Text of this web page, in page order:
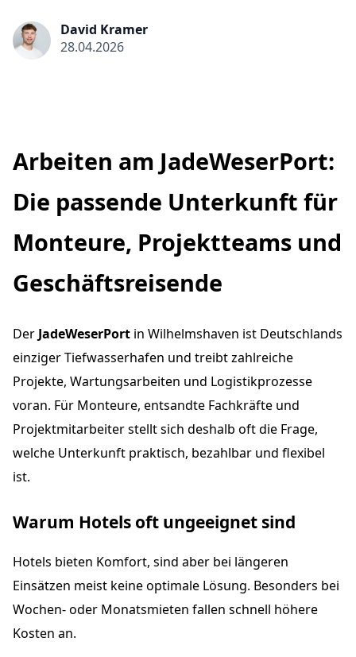
David Kramer
28.04.2026
Arbeiten am JadeWeserPort:
Die passende Unterkunft für
Monteure, Projektteams und
Geschäftsreisende
Der JadeWeserPort in Wilhelmshaven ist Deutschlands
einziger Tiefwasserhafen und treibt zahlreiche
Projekte, Wartungsarbeiten und Logistikprozesse
voran. Für Monteure, entsandte Fachkräfte und
Projektmitarbeiter stellt sich deshalb oft die Frage,
welche Unterkunft praktisch, bezahlbar und flexibel
ist.
Warum Hotels oft ungeeignet sind
Hotels bieten Komfort, sind aber bei längeren
Einsätzen meist keine optimale Lösung. Besonders bei
Wochen- oder Monatsmieten fallen schnell höhere
Kosten an.